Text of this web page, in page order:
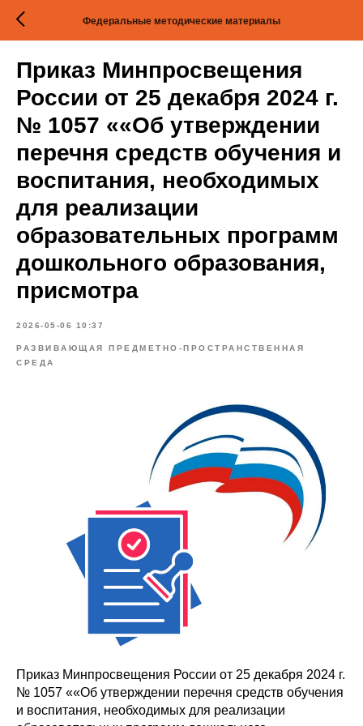
Федеральные методические материалы
Приказ Минпросвещения
России от 25 декабря 2024 г.
№ 1057 ««Об утверждении
перечня средств обучения и
воспитания, необходимых
для реализации
образовательных программ
дошкольного образования,
присмотра
2026-05-06 10:37
РАЗВИВАЮЩАЯ ПРЕДМЕТНО-ПРОСТРАНСТВЕННАЯ
СРЕДА
Приказ Минпросвещения России от 25 декабря 2024 г.
№ 1057 ««Об утверждении перечня средств обучения
и воспитания, необходимых для реализации